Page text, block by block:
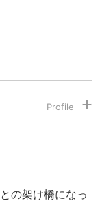
の架け橋になっ